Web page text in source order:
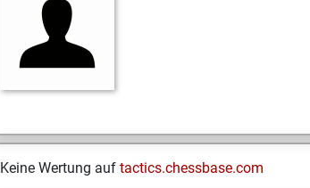
Keine Wertung auf tactics.chessbase.com